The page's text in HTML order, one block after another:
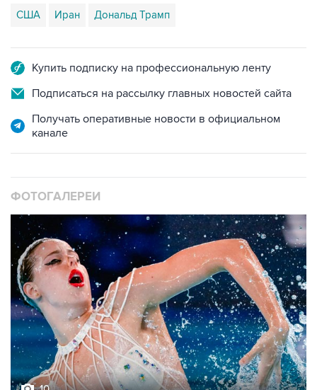
США Иран Дональд Трамп
Купить подписку на профессиональную ленту
Подписаться на рассылку главных новостей сайта
Получать оперативные новости в официальном
канале
ФОТОГАЛЕРЕИ